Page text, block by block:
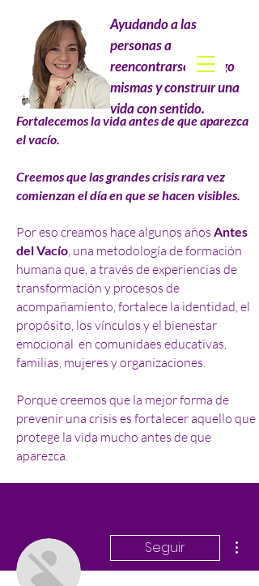
Ayudando a las
personas a
reencontrarse consigo
mismas y construir una
vida con sentido.
Fortalecemos la vida antes de que aparezca
el vacío.
Creemos que las grandes crisis rara vez
comienzan el día en que se hacen visibles.
Por eso creamos hace algunos años Antes
del Vacío, una metodología de formación
humana que, a través de experiencias de
transformación y procesos de
acompañamiento, fortalece la identidad, el
propósito, los vínculos y el bienestar
emocional en comunidaes educativas,
familias, mujeres y organizaciones.
Porque creemos que la mejor forma de
prevenir una crisis es fortalecer aquello que
protege la vida mucho antes de que
aparezca.
Seguir